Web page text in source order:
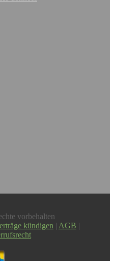
vorbehalten
kündigen | AGB |